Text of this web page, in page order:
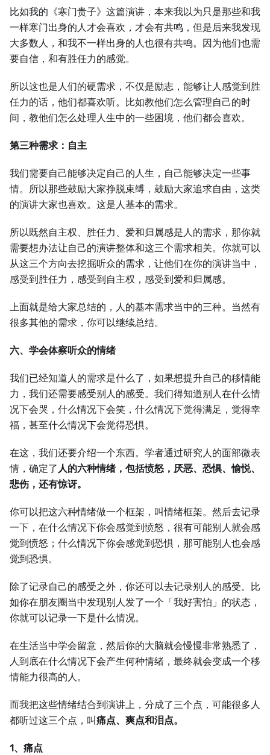
比如我的《寒门贵子》这篇演讲，本来我以为只是那些和我
一样寒门出身的人才会喜欢，才会有共鸣，但是后来我发现
大多数人，和我不一样出身的人也很有共鸣。因为他们也需
要自信，和有胜任力的感觉。
所以这也是人们的硬需求，不仅是励志，能够让人感觉到胜
任力的话，他们都喜欢听。比如教他们怎么管理自己的时
间，教他们怎么处理人生中的一些困境，他们都会喜欢。
第三种需求：自主
我们需要自己能够决定自己的人生，自己能够决定一些事
情。所以那些鼓励大家挣脱束缚，鼓励大家追求自由，这类
的演讲大家也喜欢。这是人基本的需求。
所以既然自主权、胜任力、爱和归属感是人的需求，那你就
需要想办法让自己的演讲整体和这三个需求相关。你就可以
从这三个方向去挖掘听众的需求，让他们在你的演讲当中，
感受到胜任力，感受到自主权，感受到爱和归属感。
上面就是给大家总结的，人的基本需求当中的三种。当然有
很多其他的需求，你可以继续总结。
六、学会体察听众的情绪
我们已经知道人的需求是什么了，如果想提升自己的移情能
力，我们还需要感受别人的感受。我们得知道别人在什么情
况下会哭，什么情况下会笑，什么情况下觉得满足，觉得幸
福，甚至什么情况下会觉得恐惧。
在这，我们还要介绍一个东西。学者通过研究人的面部微表
情，确定了 人的六种情绪，包括愤怒，厌恶、恐惧、愉悦、
悲伤，还有惊讶。
你可以把这六种情绪做一个框架，叫情绪框架。然后去记录
一下，在什么情况下你会感觉到愤怒，很有可能别人就会感
觉到愤怒；什么情况下你会感觉到恐惧，那可能别人也会感
觉到恐惧。
除了记录自己的感受之外，你还可以去记录别人的感受。比
如你在朋友圈当中发现别人发了一个「我好害怕」的状态，
你就可以记录一下是什么情况。
在生活当中学会留意，然后你的大脑就会慢慢非常熟悉了，
人到底在什么情况下会产生何种情绪，最终就会变成一个移
情能力很高的人。
而我把这些情绪结合到演讲上，分成了三个点，可能很多人
都听过这三个点，叫痛点、爽点和泪点。
1、痛点